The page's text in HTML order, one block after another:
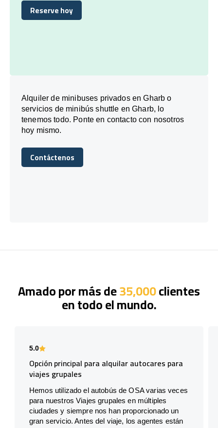
Reserve hoy
Reserve hoy
Alquiler de minibuses privados en Gharb o
servicios de minibús shuttle en Gharb, lo
tenemos todo. Ponte en contacto con nosotros
hoy mismo.
Contáctenos
Contáctenos
Amado por más de35,000clientes
en todo el mundo.
5.0
Opción principal para alquilar autocares para
viajes grupales
Hemos utilizado el autobús de OSA varias veces
para nuestros Viajes grupales en múltiples
ciudades y siempre nos han proporcionado un
gran servicio. Antes del viaje, los agentes están